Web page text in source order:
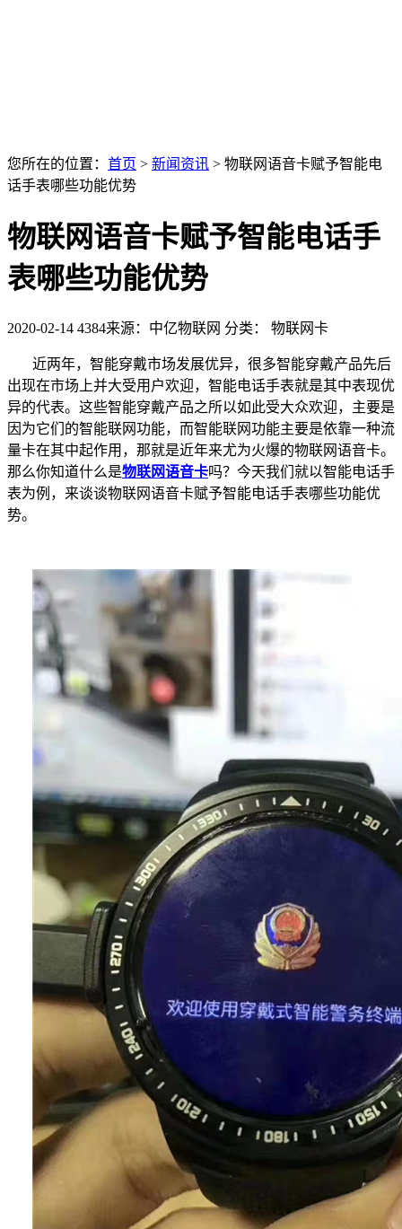
您所在的位置： 首页 > 新闻资讯 > 物联网语音卡赋予智能电
话手表哪些功能优势
物联网语音卡赋予智能电话手
表哪些功能优势
2020-02-14 4384来源：中亿物联网 分类： 物联网卡
近两年，智能穿戴市场发展优异，很多智能穿戴产品先后
出现在市场上并大受用户欢迎，智能电话手表就是其中表现优
异的代表。这些智能穿戴产品之所以如此受大众欢迎，主要是
因为它们的智能联网功能，而智能联网功能主要是依靠一种流
量卡在其中起作用，那就是近年来尤为火爆的物联网语音卡。
那么你知道什么是物联网语音卡吗？今天我们就以智能电话手
表为例，来谈谈物联网语音卡赋予智能电话手表哪些功能优
势。